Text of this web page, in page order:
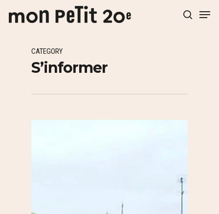
Hit enter to search or ESC to close
CATEGORY
S’informer